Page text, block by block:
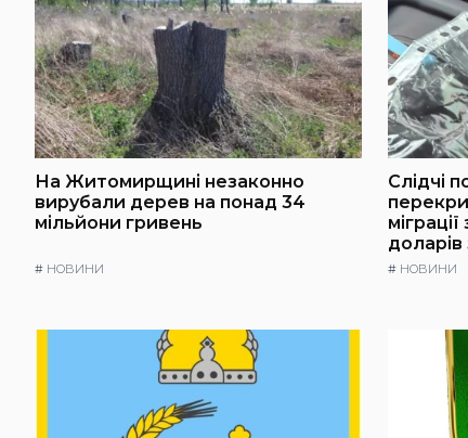
На Житомирщині незаконно
вирубали дерев на понад 34
мільйони гривень
# НОВИНИ
Слідчі
# НОВИНИ